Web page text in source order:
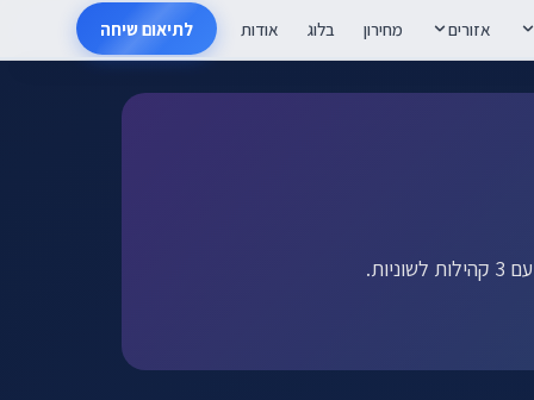
אזורים מחירון בלוג אודות לתיאום שיחה